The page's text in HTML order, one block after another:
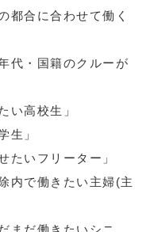
都合に合わせて働く
代・国籍のクルーが
い高校生」
生」
たいフリーター」
内で働きたい主婦(主